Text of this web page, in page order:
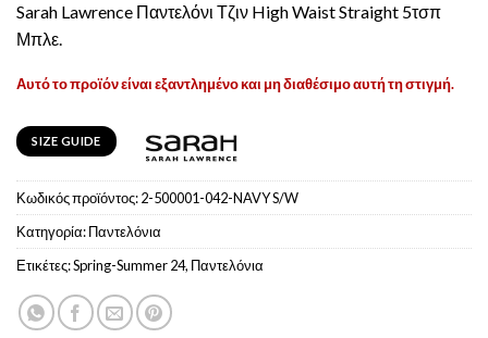
Sarah Lawrence Παντελόνι Τζιν High Waist Straight 5τσπ
Μπλε.
Αυτό το προϊόν είναι εξαντλημένο και μη διαθέσιμο αυτή τη στιγμή.
SIZE GUIDE
Κωδικός προϊόντος:2-500001-042-NAVY S/W
Κατηγορία:Παντελόνια
Ετικέτες:Spring-Summer 24, Παντελόνια